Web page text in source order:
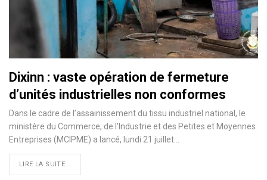
Dixinn : vaste opération de fermeture
d’unités industrielles non conformes
Dans le cadre de l’assainissement du tissu industriel national, le
ministère du Commerce, de l’Industrie et des Petites et Moyennes
Entreprises (MCIPME) a lancé, lundi 21 juillet…
LIRE LA SUITE...